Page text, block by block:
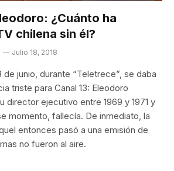
¿Cuánto ha
chilena sin él?
Julio 18, 2018
de junio, durante “Teletrece”, se daba
triste para Canal 13: Eleodoro
director ejecutivo entre 1969 y 1971 y
momento, fallecía. De inmediato, la
entonces pasó a una emisión de
no fueron al aire.